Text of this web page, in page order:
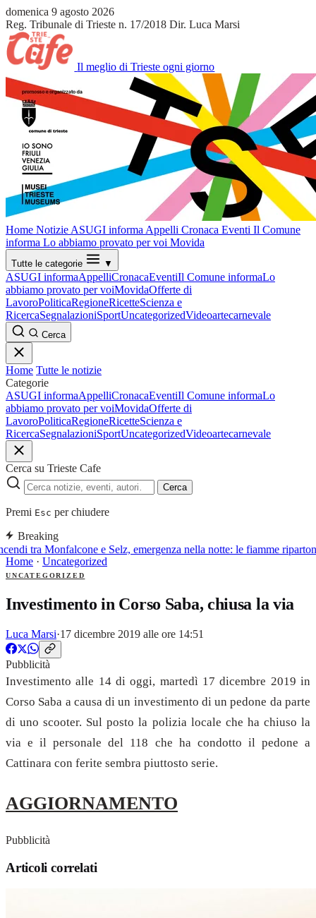
domenica 9 agosto 2026
Reg. Tribunale di Trieste n. 17/2018 Dir. Luca Marsi
Il meglio di Trieste ogni giorno
Home Notizie ASUGI informa Appelli Cronaca Eventi Il Comune
informa Lo abbiamo provato per voi Movida
Tutte le categorie ▼
ASUGI informaAppelliCronacaEventiIl Comune informaLo
abbiamo provato per voiMovidaOfferte di
LavoroPoliticaRegioneRicetteScienza e
RicercaSegnalazioniSportUncategorizedVideoartecarnevale
Cerca
Home Tutte le notizie
Categorie
ASUGI informaAppelliCronacaEventiIl Comune informaLo
abbiamo provato per voiMovidaOfferte di
LavoroPoliticaRegioneRicetteScienza e
RicercaSegnalazioniSportUncategorizedVideoartecarnevale
Cerca su Trieste Cafe
Cerca
Premi Esc per chiudere
Breaking
tra Monfalcone e Selz, emergenza nella notte: le fiamme
Home · Uncategorized
UNCATEGORIZED
Investimento in Corso Saba, chiusa la via
Luca Marsi·17 dicembre 2019 alle ore 14:51
Pubblicità
Investimento alle 14 di oggi, martedì 17 dicembre 2019 in
Corso Saba a causa di un investimento di un pedone da parte
di uno scooter. Sul posto la polizia locale che ha chiuso la
via e il personale del 118 che ha condotto il pedone a
Cattinara con ferite sembra piuttosto serie.
AGGIORNAMENTO
Pubblicità
Articoli correlati